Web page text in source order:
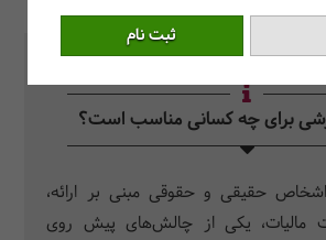
برای چه کسانی مناسب است؟
اشخاص حقیقی و حقوقی مبنی بر ارائه،
مالیات، یکی از چالش­­‌های پیش­ روی